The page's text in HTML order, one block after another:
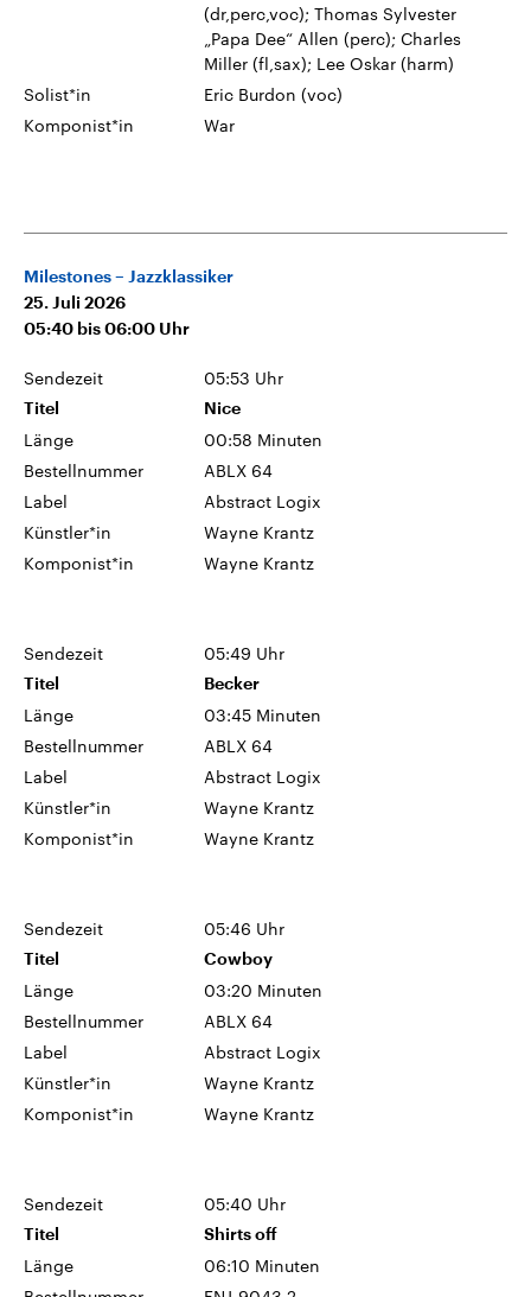
(dr,perc,voc); Thomas Sylvester
„Papa Dee“ Allen (perc); Charles
Miller (fl,sax); Lee Oskar (harm)
Solist*in
Eric Burdon (voc)
Komponist*in
War
Milestones – Jazzklassiker
25. Juli 2026
05:40 bis 06:00 Uhr
Sendezeit 05:53 Uhr
Titel Nice
Länge
00:58 Minuten
Bestellnummer
ABLX 64
Label
Abstract Logix
Künstler*in
Wayne Krantz
Komponist*in
Wayne Krantz
Sendezeit 05:49 Uhr
Titel Becker
Länge
03:45 Minuten
Bestellnummer
ABLX 64
Label
Abstract Logix
Künstler*in
Wayne Krantz
Komponist*in
Wayne Krantz
Sendezeit 05:46 Uhr
Titel Cowboy
Länge
03:20 Minuten
Bestellnummer
ABLX 64
Label
Abstract Logix
Künstler*in
Wayne Krantz
Komponist*in
Wayne Krantz
Sendezeit 05:40 Uhr
Titel Shirts off
Länge
06:10 Minuten